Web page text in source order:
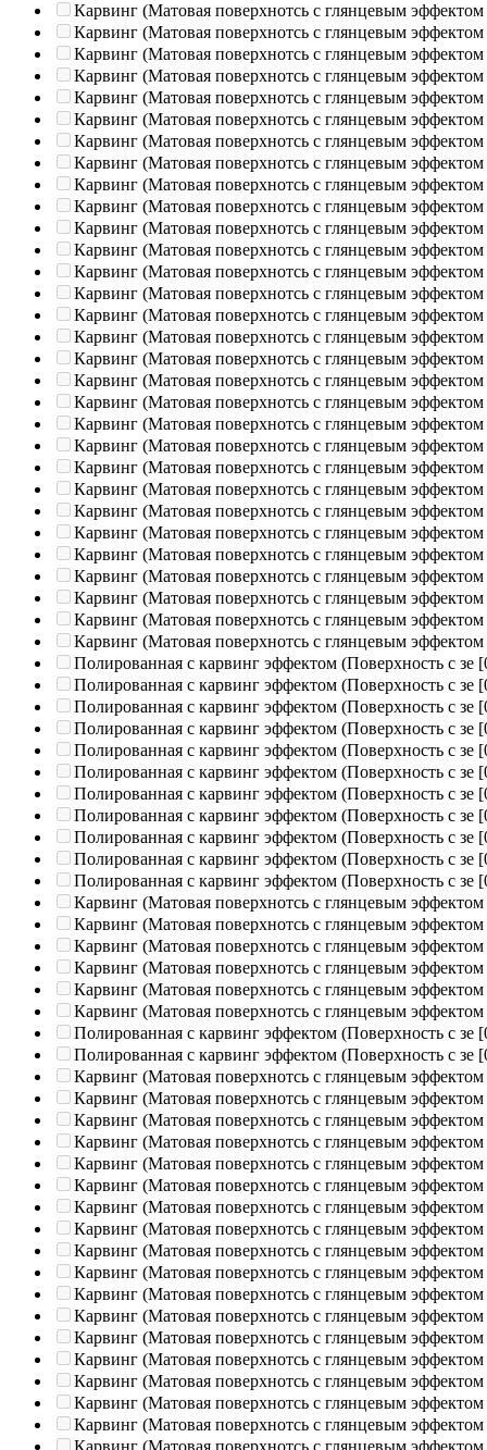
Карвинг (Матовая поверхнотсь с глянцевым эффектом
Карвинг (Матовая поверхнотсь с глянцевым эффектом
Карвинг (Матовая поверхнотсь с глянцевым эффектом
Карвинг (Матовая поверхнотсь с глянцевым эффектом
Карвинг (Матовая поверхнотсь с глянцевым эффектом
Карвинг (Матовая поверхнотсь с глянцевым эффектом
Карвинг (Матовая поверхнотсь с глянцевым эффектом
Карвинг (Матовая поверхнотсь с глянцевым эффектом
Карвинг (Матовая поверхнотсь с глянцевым эффектом
Карвинг (Матовая поверхнотсь с глянцевым эффектом
Карвинг (Матовая поверхнотсь с глянцевым эффектом
Карвинг (Матовая поверхнотсь с глянцевым эффектом
Карвинг (Матовая поверхнотсь с глянцевым эффектом
Карвинг (Матовая поверхнотсь с глянцевым эффектом
Карвинг (Матовая поверхнотсь с глянцевым эффектом
Карвинг (Матовая поверхнотсь с глянцевым эффектом
Карвинг (Матовая поверхнотсь с глянцевым эффектом
Карвинг (Матовая поверхнотсь с глянцевым эффектом
Карвинг (Матовая поверхнотсь с глянцевым эффектом
Карвинг (Матовая поверхнотсь с глянцевым эффектом
Карвинг (Матовая поверхнотсь с глянцевым эффектом
Карвинг (Матовая поверхнотсь с глянцевым эффектом
Карвинг (Матовая поверхнотсь с глянцевым эффектом
Карвинг (Матовая поверхнотсь с глянцевым эффектом
Карвинг (Матовая поверхнотсь с глянцевым эффектом
Карвинг (Матовая поверхнотсь с глянцевым эффектом
Карвинг (Матовая поверхнотсь с глянцевым эффектом
Карвинг (Матовая поверхнотсь с глянцевым эффектом
Карвинг (Матовая поверхнотсь с глянцевым эффектом
Карвинг (Матовая поверхнотсь с глянцевым эффектом
Полированная c карвинг эффектом (Поверхность с зе
Полированная c карвинг эффектом (Поверхность с зе
Полированная c карвинг эффектом (Поверхность с зе
Полированная c карвинг эффектом (Поверхность с зе
Полированная c карвинг эффектом (Поверхность с зе
Полированная c карвинг эффектом (Поверхность с зе
Полированная c карвинг эффектом (Поверхность с зе
Полированная c карвинг эффектом (Поверхность с зе
Полированная c карвинг эффектом (Поверхность с зе
Полированная c карвинг эффектом (Поверхность с зе
Полированная c карвинг эффектом (Поверхность с зе
Карвинг (Матовая поверхнотсь с глянцевым эффектом
Карвинг (Матовая поверхнотсь с глянцевым эффектом
Карвинг (Матовая поверхнотсь с глянцевым эффектом
Карвинг (Матовая поверхнотсь с глянцевым эффектом
Карвинг (Матовая поверхнотсь с глянцевым эффектом
Карвинг (Матовая поверхнотсь с глянцевым эффектом
Полированная c карвинг эффектом (Поверхность с зе
Полированная c карвинг эффектом (Поверхность с зе
Карвинг (Матовая поверхнотсь с глянцевым эффектом
Карвинг (Матовая поверхнотсь с глянцевым эффектом
Карвинг (Матовая поверхнотсь с глянцевым эффектом
Карвинг (Матовая поверхнотсь с глянцевым эффектом
Карвинг (Матовая поверхнотсь с глянцевым эффектом
Карвинг (Матовая поверхнотсь с глянцевым эффектом
Карвинг (Матовая поверхнотсь с глянцевым эффектом
Карвинг (Матовая поверхнотсь с глянцевым эффектом
Карвинг (Матовая поверхнотсь с глянцевым эффектом
Карвинг (Матовая поверхнотсь с глянцевым эффектом
Карвинг (Матовая поверхнотсь с глянцевым эффектом
Карвинг (Матовая поверхнотсь с глянцевым эффектом
Карвинг (Матовая поверхнотсь с глянцевым эффектом
Карвинг (Матовая поверхнотсь с глянцевым эффектом
Карвинг (Матовая поверхнотсь с глянцевым эффектом
Карвинг (Матовая поверхнотсь с глянцевым эффектом
Карвинг (Матовая поверхнотсь с глянцевым эффектом